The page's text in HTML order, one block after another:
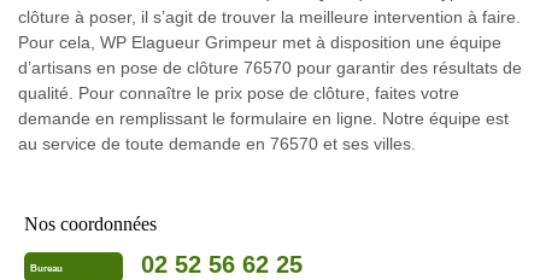
clôture à poser, il s’agit de trouver la meilleure intervention à faire.
Pour cela, WP Elagueur Grimpeur met à disposition une équipe
d’artisans en pose de clôture 76570 pour garantir des résultats de
qualité. Pour connaître le prix pose de clôture, faites votre
demande en remplissant le formulaire en ligne. Notre équipe est
au service de toute demande en 76570 et ses villes.
Nos coordonnées
Bureau 02 52 56 62 25